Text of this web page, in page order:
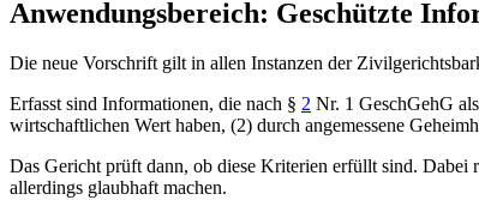
Anwendungsbereich: Geschützte
Die neue Vorschrift gilt in allen Instanzen der
Erfasst sind Informationen, die nach § 2 Nr. 1 GeschGehG
wirtschaftlichen Wert haben, (2) durch angemessene
Das Gericht prüft dann, ob diese Kriterien erfüllt sind. Dabei
allerdings glaubhaft machen.